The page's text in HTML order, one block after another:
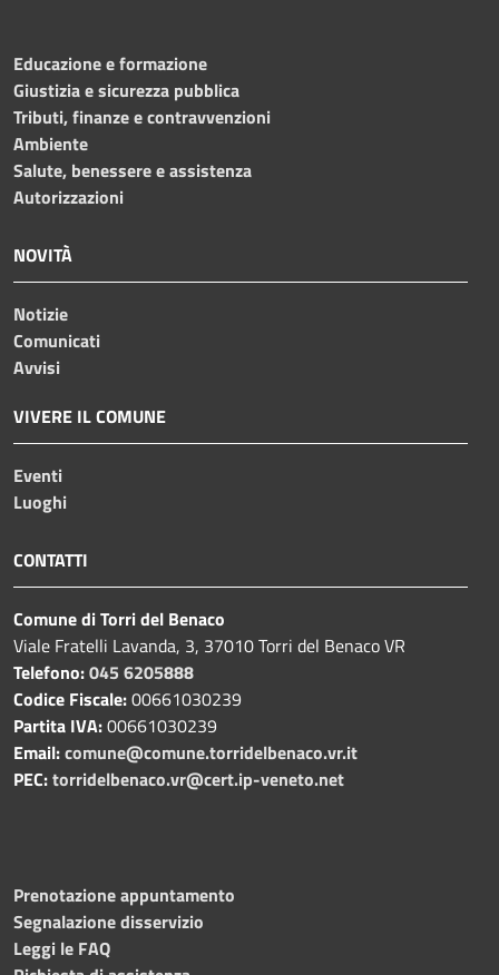
Educazione e formazione
Giustizia e sicurezza pubblica
Tributi, finanze e contravvenzioni
Ambiente
Salute, benessere e assistenza
Autorizzazioni
NOVITÀ
Notizie
Comunicati
Avvisi
VIVERE IL COMUNE
Eventi
Luoghi
CONTATTI
Comune di Torri del Benaco
Viale Fratelli Lavanda, 3, 37010 Torri del Benaco VR
Telefono:045 6205888
Codice Fiscale:00661030239
Partita IVA:00661030239
Email:comune@comune.torridelbenaco.vr.it
PEC:torridelbenaco.vr@cert.ip-veneto.net
Prenotazione appuntamento
Segnalazione disservizio
Leggi le FAQ